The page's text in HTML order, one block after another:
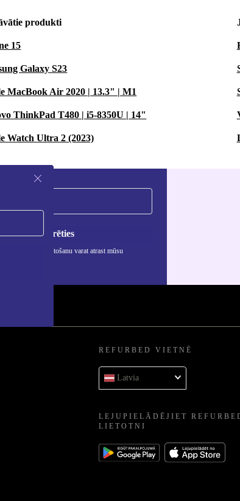
produkti
15
Galaxy S23
MacBook Air 2020 | 13.3" | M1
ThinkPad T480 | i5-8350U | 14"
Watch Ultra 2 (2023)
Reģistrēties
datu izmantošanu varat atrast mūsu
REFURBED VIETNĒ
Latvia
LEJUPIELĀDĒJIET
LIETOTNI